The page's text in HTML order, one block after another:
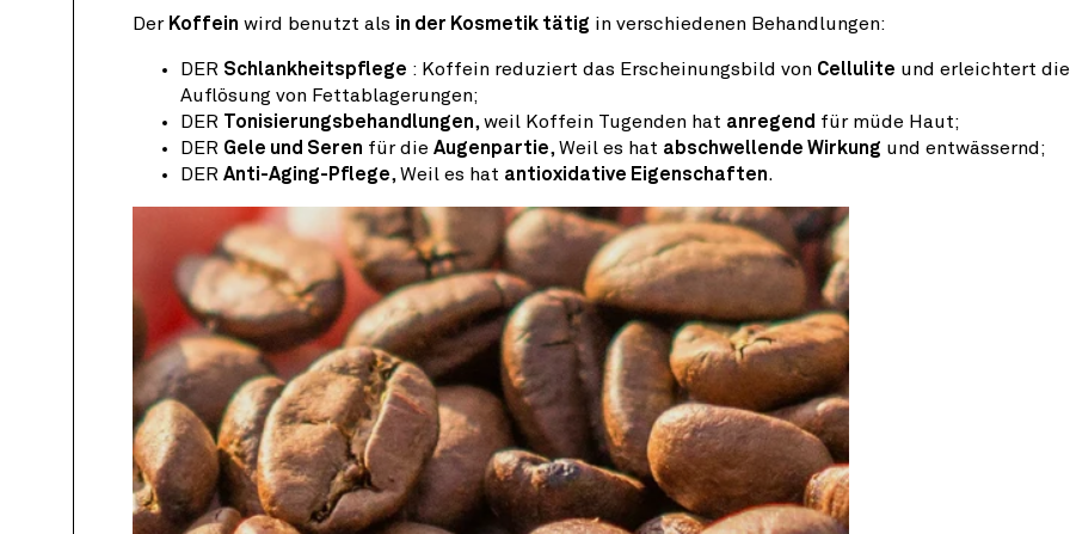
Der Koffein wird benutzt als in der Kosmetik tätig in verschiedenen Behandlungen:
DER Schlankheitspflege : Koffein reduziert das Erscheinungsbild von Cellulite und erleichtert die
Auflösung von Fettablagerungen;
DER Tonisierungsbehandlungen, weil Koffein Tugenden hat anregend für müde Haut;
DER Gele und Seren für die Augenpartie, Weil es hat abschwellende Wirkung und entwässernd;
DER Anti-Aging-Pflege, Weil es hat antioxidative Eigenschaften.